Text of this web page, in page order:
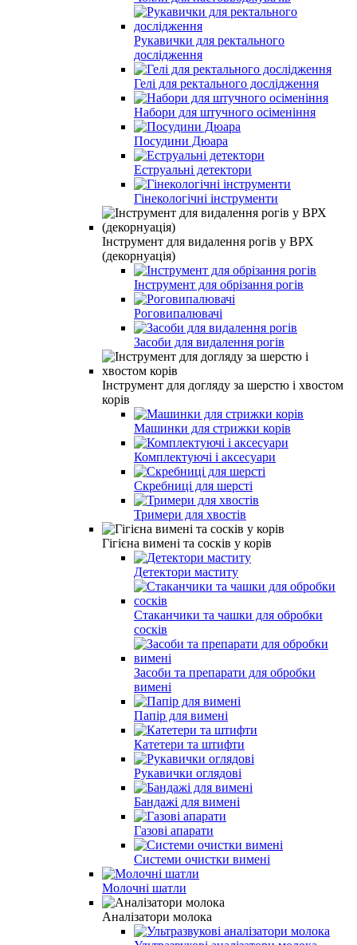
Рукавички для ректального
дослідження
Гелі для ректального дослідження
Набори для штучного осіменіння
Посудини Дюара
Еструальні детектори
Гінекологічні інструменти
Інструмент для видалення рогів у ВРХ
(декорнуація)
Інструмент для обрізання рогів
Роговипалювачі
Засоби для видалення рогів
Інструмент для догляду за шерстю і хвостом
корів
Машинки для стрижки корів
Комплектуючі і аксесуари
Скребниці для шерсті
Тримери для хвостів
Гігієна вимені та сосків у корів
Детектори маститу
Стаканчики та чашки для обробки
сосків
Засоби та препарати для обробки
вимені
Папір для вимені
Катетери та штифти
Рукавички оглядові
Бандажі для вимені
Газові апарати
Системи очистки вимені
Молочні шатли
Аналізатори молока